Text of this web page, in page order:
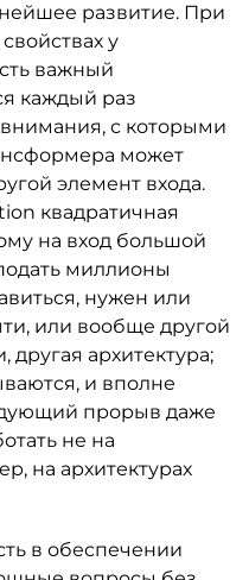
развитие. При
у
важный
каждый раз
с которыми
может
элемент входа.
квадратичная
на вход большой
миллионы
нужен или
или вообще другой
другая архитектура;
и вполне
прорыв даже
не на
на архитектурах
в обеспечении